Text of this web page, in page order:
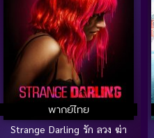
พากย์ไทย
Strange Darling รัก ลวง ฆ่า